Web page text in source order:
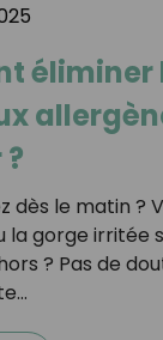
éliminer
dès le matin ?
la gorge irritée
? Pas de